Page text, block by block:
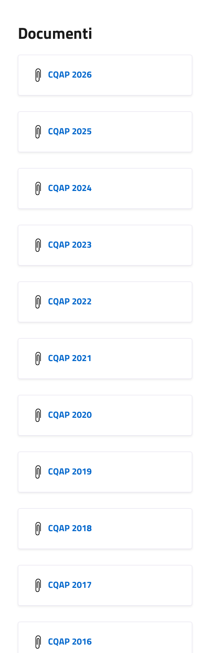
Documenti
CQAP 2026
CQAP 2025
CQAP 2024
CQAP 2023
CQAP 2022
CQAP 2021
CQAP 2020
CQAP 2019
CQAP 2018
CQAP 2017
CQAP 2016